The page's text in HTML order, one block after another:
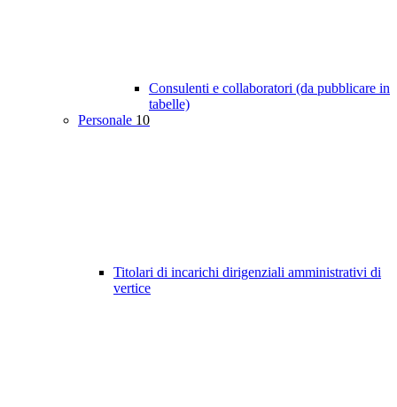
Consulenti e collaboratori (da pubblicare in
tabelle)
Personale 10
Titolari di incarichi dirigenziali amministrativi di
vertice